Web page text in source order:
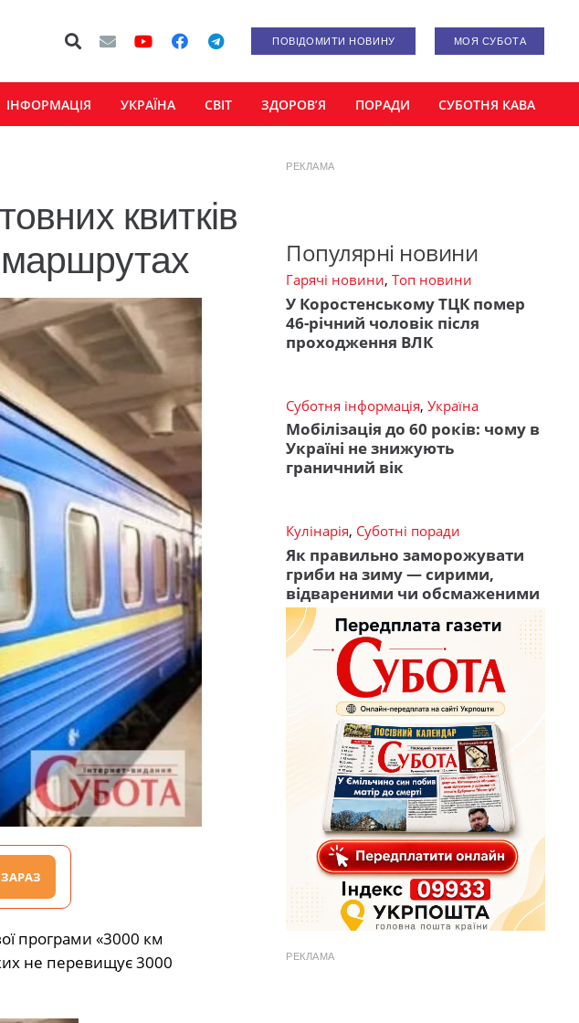
ПОВІДОМИТИ НОВИНУ МОЯ СУБОТА
ІНФОРМАЦІЯ УКРАЇНА СВІТ ЗДОРОВ’Я ПОРАДИ СУБОТНЯ КАВА
квитків
маршрутах
програми «3000 км
не перевищує 3000
РЕКЛАМА
Популярні новини
Гарячі новини, Топ новини
У Коростенському ТЦК помер
46-річний чоловік після
проходження ВЛК
Суботня інформація, Україна
Мобілізація до 60 років: чому в
Україні не знижують
граничний вік
Кулінарія, Суботні поради
Як правильно заморожувати
гриби на зиму — сирими,
відвареними чи обсмаженими
РЕКЛАМА